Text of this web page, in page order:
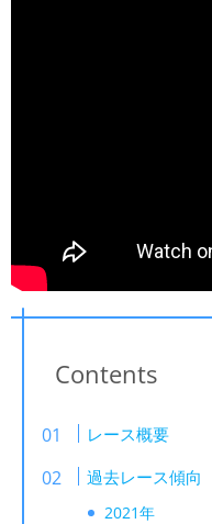
Contents
レース概要
過去レース傾向
2021年